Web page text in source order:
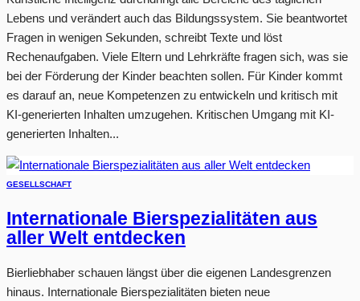
Lebens und verändert auch das Bildungssystem. Sie beantwortet
Fragen in wenigen Sekunden, schreibt Texte und löst
Rechenaufgaben. Viele Eltern und Lehrkräfte fragen sich, was sie
bei der Förderung der Kinder beachten sollen. Für Kinder kommt
es darauf an, neue Kompetenzen zu entwickeln und kritisch mit
KI-generierten Inhalten umzugehen. Kritischen Umgang mit KI-
generierten Inhalten...
GESELLSCHAFT
Internationale Bierspezialitäten aus
aller Welt entdecken
Bierliebhaber schauen längst über die eigenen Landesgrenzen
hinaus. Internationale Bierspezialitäten bieten neue